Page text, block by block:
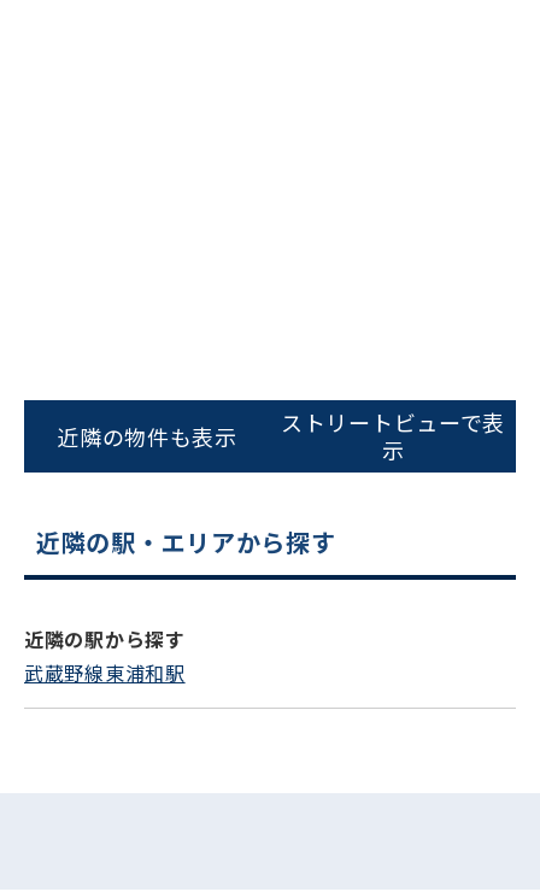
0120-620-213
電話でお問い合わせ
近隣の物件も表示
ストリートビューで表
示
近隣の駅・エリアから探す
近隣の駅から探す
武蔵野線東浦和駅